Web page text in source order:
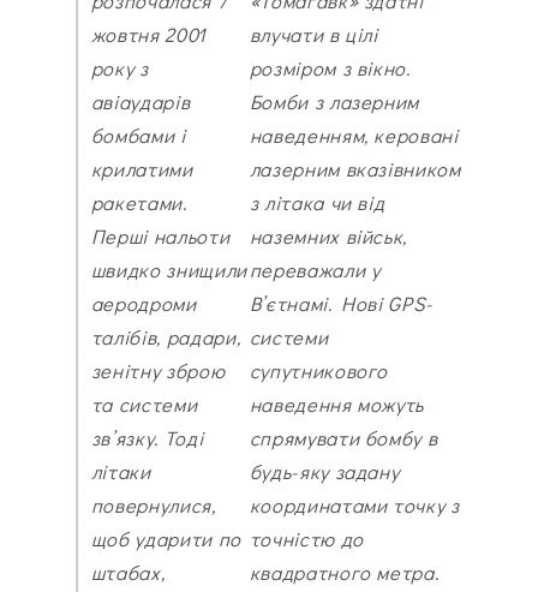
жовтня 2001
року з
авіаударів
бомбами і
крилатими
ракетами.
Перші нальоти
швидко знищили
аеродроми
талібів, радари,
зенітну зброю
та системи
зв’язку. Тоді
літаки
повернулися,
щоб ударити по
штабах,
влучати в цілі
розміром з вікно.
Бомби з лазерним
наведенням, керовані
лазерним вказівником
з літака чи від
наземних військ,
переважали у
В’єтнамі. Нові GPS-
системи
супутникового
наведення можуть
спрямувати бомбу в
будь-яку задану
координатами точку з
точністю до
квадратного метра.